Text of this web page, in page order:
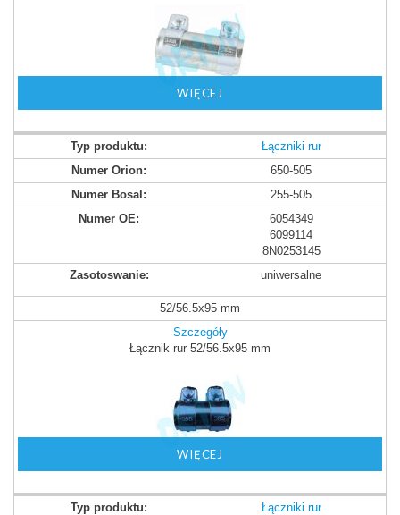
WIĘCEJ
Łączniki rur
650-505
255-505
6054349
6099114
8N0253145
uniwersalne
52/56.5x95 mm
Szczegóły
Łącznik rur 52/56.5x95 mm
WIĘCEJ
Łączniki rur